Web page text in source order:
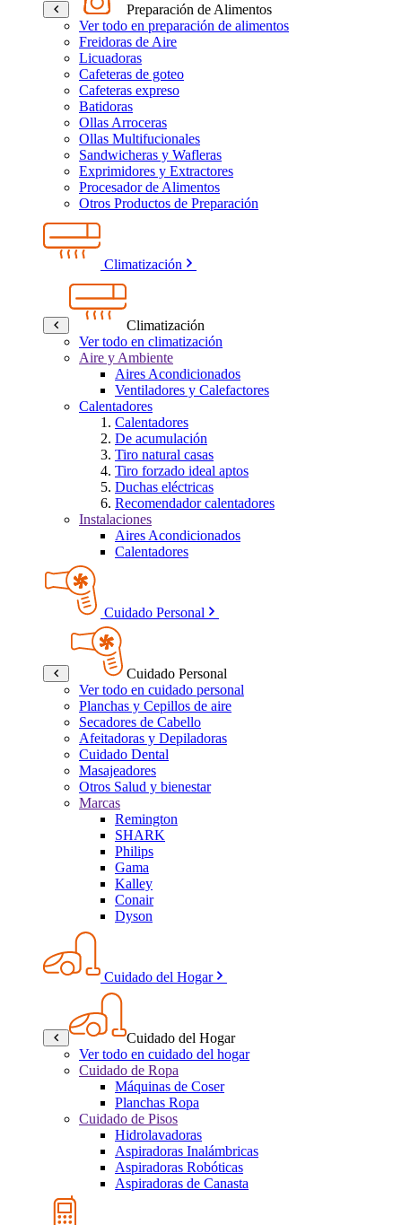
Preparación de Alimentos
Ver todo en preparación de alimentos
Freidoras de Aire
Licuadoras
Cafeteras de goteo
Cafeteras expreso
Batidoras
Ollas Arroceras
Ollas Multifucionales
Sandwicheras y Wafleras
Exprimidores y Extractores
Procesador de Alimentos
Otros Productos de Preparación
Climatización
Climatización
Ver todo en climatización
Aire y Ambiente
Aires Acondicionados
Ventiladores y Calefactores
Calentadores
Calentadores
De acumulación
Tiro natural casas
Tiro forzado ideal aptos
Duchas eléctricas
Recomendador calentadores
Instalaciones
Aires Acondicionados
Calentadores
Cuidado Personal
Cuidado Personal
Ver todo en cuidado personal
Planchas y Cepillos de aire
Secadores de Cabello
Afeitadoras y Depiladoras
Cuidado Dental
Masajeadores
Otros Salud y bienestar
Marcas
Remington
SHARK
Philips
Gama
Kalley
Conair
Dyson
Cuidado del Hogar
Cuidado del Hogar
Ver todo en cuidado del hogar
Cuidado de Ropa
Máquinas de Coser
Planchas Ropa
Cuidado de Pisos
Hidrolavadoras
Aspiradoras Inalámbricas
Aspiradoras Robóticas
Aspiradoras de Canasta